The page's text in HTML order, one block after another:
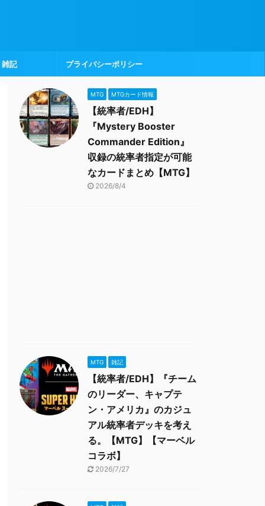
雑記 プライバシーポリシー
MTG MTGカード情報
【統率者/EDH】
『Mystery Booster
Commander Edition』
収録の統率者指定が可能
なカードまとめ【MTG】
2026/8/4
MTG 雑記
【統率者/EDH】『チーム
のリーダー、キャプテ
ン・アメリカ』のカジュ
アル統率者デッキを考え
る。【MTG】【マーベル
コラボ】
2026/7/27